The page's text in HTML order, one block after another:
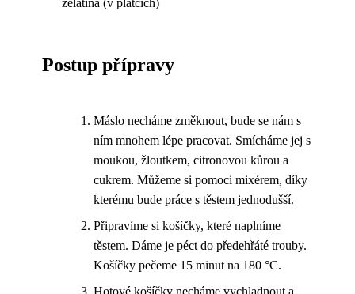
Postup přípravy
Máslo necháme změknout, bude se nám s
ním mnohem lépe pracovat. Smícháme jej s
moukou, žloutkem, citronovou kůrou a
cukrem. Můžeme si pomoci mixérem, díky
kterému bude práce s těstem jednodušší.
Připravíme si košíčky, které naplníme
těstem. Dáme je péct do předehřáté trouby.
Košíčky pečeme 15 minut na 180 °C.
Hotové košíčky necháme vychladnout a